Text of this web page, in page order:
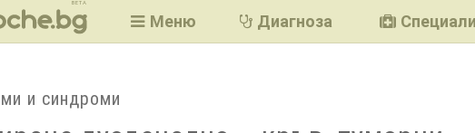
BETA
Меню Диагноза
и синдроми